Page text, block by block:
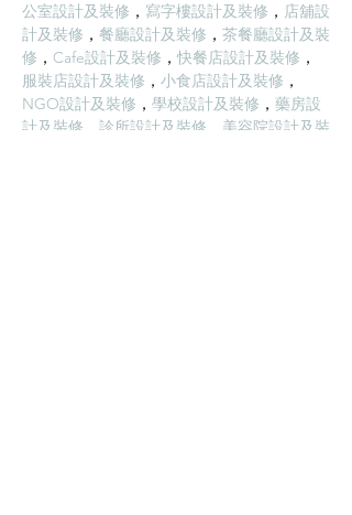
公室設計及裝修 ， 寫字樓設計及裝修 ， 店舖設
計及裝修 ， 餐廳設計及裝修 ， 茶餐廳設計及裝
修 ， Cafe設計及裝修 ， 快餐店設計及裝修 ，
服裝店設計及裝修 ， 小食店設計及裝修 ，
NGO設計及裝修 ， 學校設計及裝修 ， 藥房設
計及裝修
診所設計及裝修
美容院設計及裝